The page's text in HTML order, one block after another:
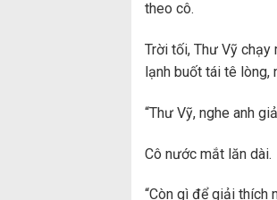
theo cô.
Trời tối, Thư Vỹ
lạnh buốt tái tê lòng,
“Thư Vỹ, nghe anh
Cô nước mắt lăn dài.
“Còn gì để giải thích